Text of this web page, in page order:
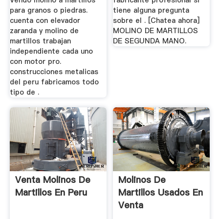
para granos o piedras.
cuenta con elevador
zaranda y molino de
martillos trabajan
independiente cada uno
con motor pro.
construcciones metalicas
del peru fabricamos todo
tipo de .
tiene alguna pregunta
sobre el . [Chatea ahora]
MOLINO DE MARTILLOS
DE SEGUNDA MANO.
Venta Molinos De
Martillos En Peru
Molinos De
Martillos Usados En
Venta